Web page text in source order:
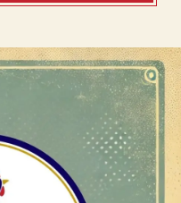
Connexion